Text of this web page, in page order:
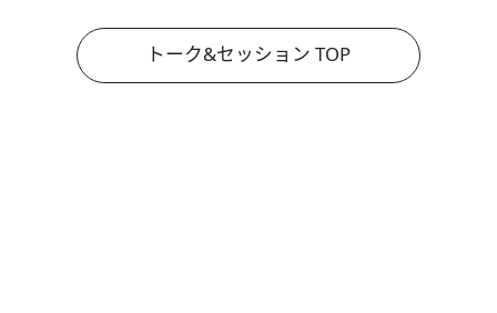
トーク&セッション TOP